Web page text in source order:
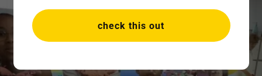
check this out